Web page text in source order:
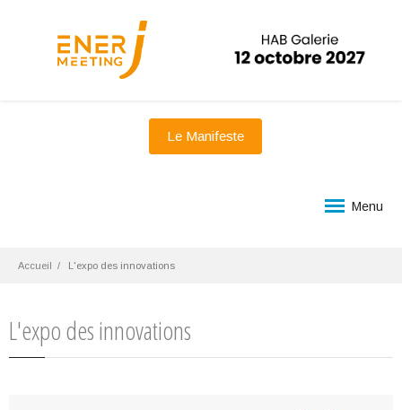
Le Manifeste
Menu
Accueil L'expo des innovations
L'expo des innovations